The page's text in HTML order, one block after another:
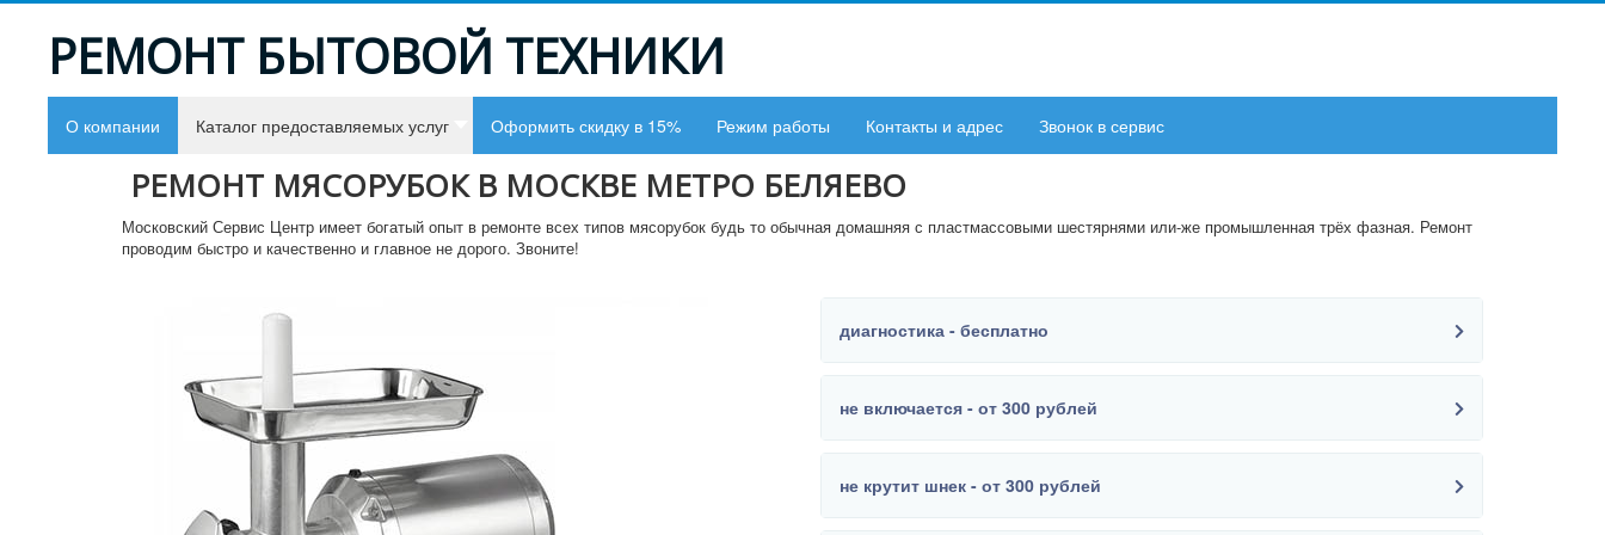
РЕМОНТ БЫТОВОЙ ТЕХНИКИ
О компании Каталог предоставляемых услуг Оформить скидку в 15% Режим работы Контакты и адрес Звонок в сервис
РЕМОНТ МЯСОРУБОК В МОСКВЕ МЕТРО БЕЛЯЕВО
Московский Сервис Центр имеет богатый опыт в ремонте всех типов мясорубок будь то обычная домашняя с пластмассовыми шестярнями или-же промышленная трёх фазная. Ремонт
проводим быстро и качественно и главное не дорого. Звоните!
диагностика - бесплатно
не включается - от 300 рублей
не крутит шнек - от 300 рублей